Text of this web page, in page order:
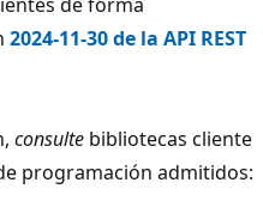
2024-11-30 de la API REST
consulte bibliotecas cliente
programación admitidos: